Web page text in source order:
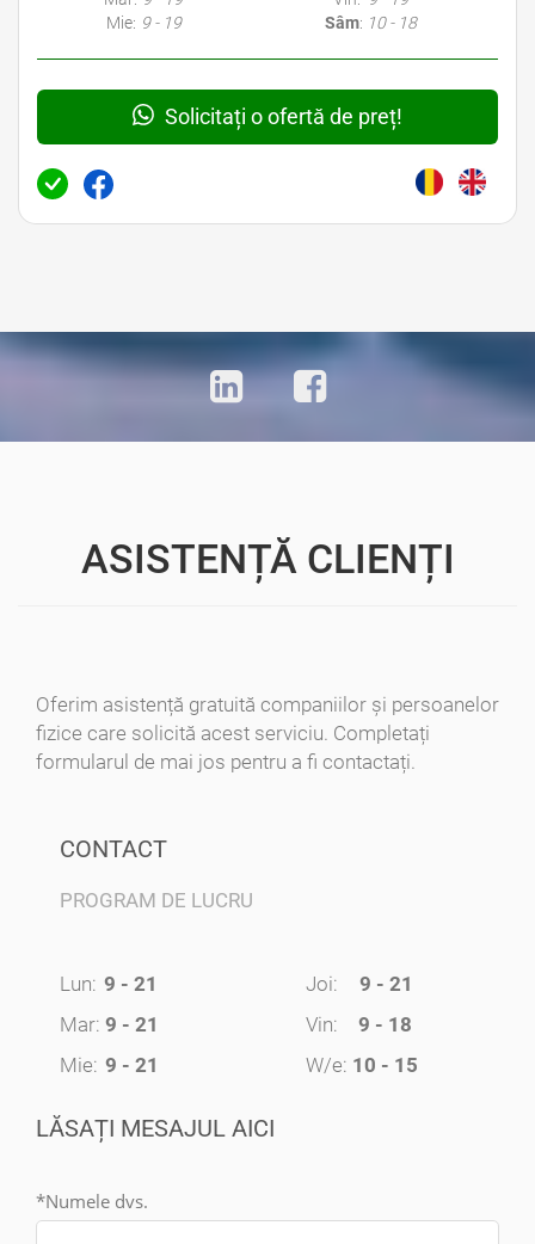
Mie: 9 - 19
Sâm: 10 - 18
Solicitați o ofertă de preț!
ASISTENȚĂ CLIENȚI
Oferim asistență gratuită companiilor și persoanelor
fizice care solicită acest serviciu. Completați
formularul de mai jos pentru a fi contactați.
CONTACT
PROGRAM DE LUCRU
Lun: 9 - 21
Mar: 9 - 21
Mie: 9 - 21
Joi:
9 - 21
Vin:
9 - 18
W/e: 10 - 15
LĂSAȚI MESAJUL AICI
*Numele dvs.